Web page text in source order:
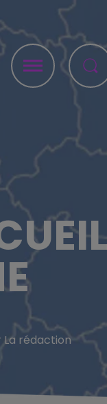
La rédaction